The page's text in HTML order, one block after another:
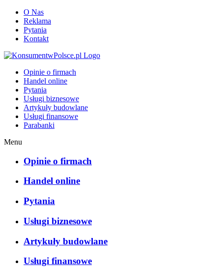
O Nas
Reklama
Pytania
Kontakt
Opinie o firmach
Handel online
Pytania
Usługi biznesowe
Artykuły budowlane
Usługi finansowe
Parabanki
Menu
Opinie o firmach
Handel online
Pytania
Usługi biznesowe
Artykuły budowlane
Usługi finansowe